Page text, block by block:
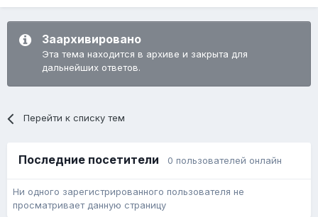
Заархивировано
Эта тема находится в архиве и закрыта для
дальнейших ответов.
Перейти к списку тем
Последние посетители 0 пользователей онлайн
Ни одного зарегистрированного пользователя не
просматривает данную страницу